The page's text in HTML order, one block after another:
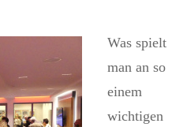
Was spielt
man an so
einem
wichtigen